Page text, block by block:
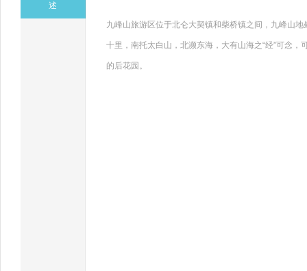
述
九峰山旅游区位于北仑大契镇和柴桥镇之间，九峰山
十里，南托太白山，北濒东海，大有山海之“经”可念
的后花园。